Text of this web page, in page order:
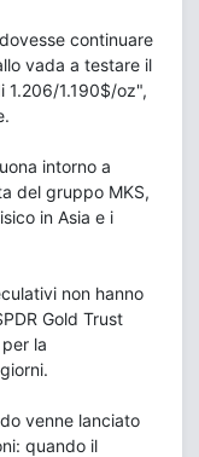
continuare
vada a testare il
1.206/1.190$/oz",
intorno a
del gruppo MKS,
in Asia e i
non hanno
Gold Trust
la
venne lanciato
quando il